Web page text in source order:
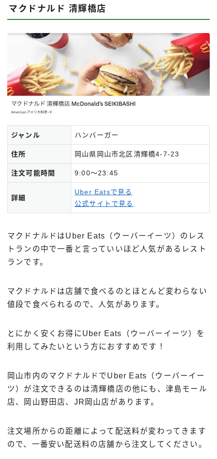
マクドナルド 清輝橋店
ジャンル ハンバーガー
住所 岡山県岡山市北区清輝橋4-7-23
注文可能時間 9:00～23:45
詳細
Uber Eatsで見る
公式サイトで見る
マクドナルドはUber Eats（ウーバーイーツ）のレス
トランの中で一番と言っていいほど人気があるレスト
ランです。
マクドナルドは店舗で食べるのとほとんど変わらない
値段で食べられるので、人気があります。
とにかく安くお得にUber Eats（ウーバーイーツ）を
利用してみたいという方におすすめです！
岡山市内のマクドナルドでUber Eats（ウーバーイー
ツ）が注文できるのは清輝橋店の他にも、津島モール
店、岡山野田店、JR岡山店があります。
注文場所からの距離によって配送料が変わってきます
ので、一番安い配送料の店舗から注文してください。